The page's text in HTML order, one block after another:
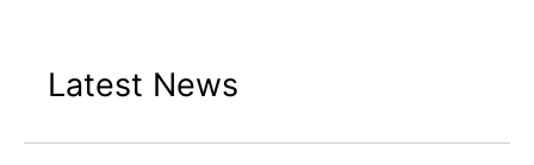
Latest News